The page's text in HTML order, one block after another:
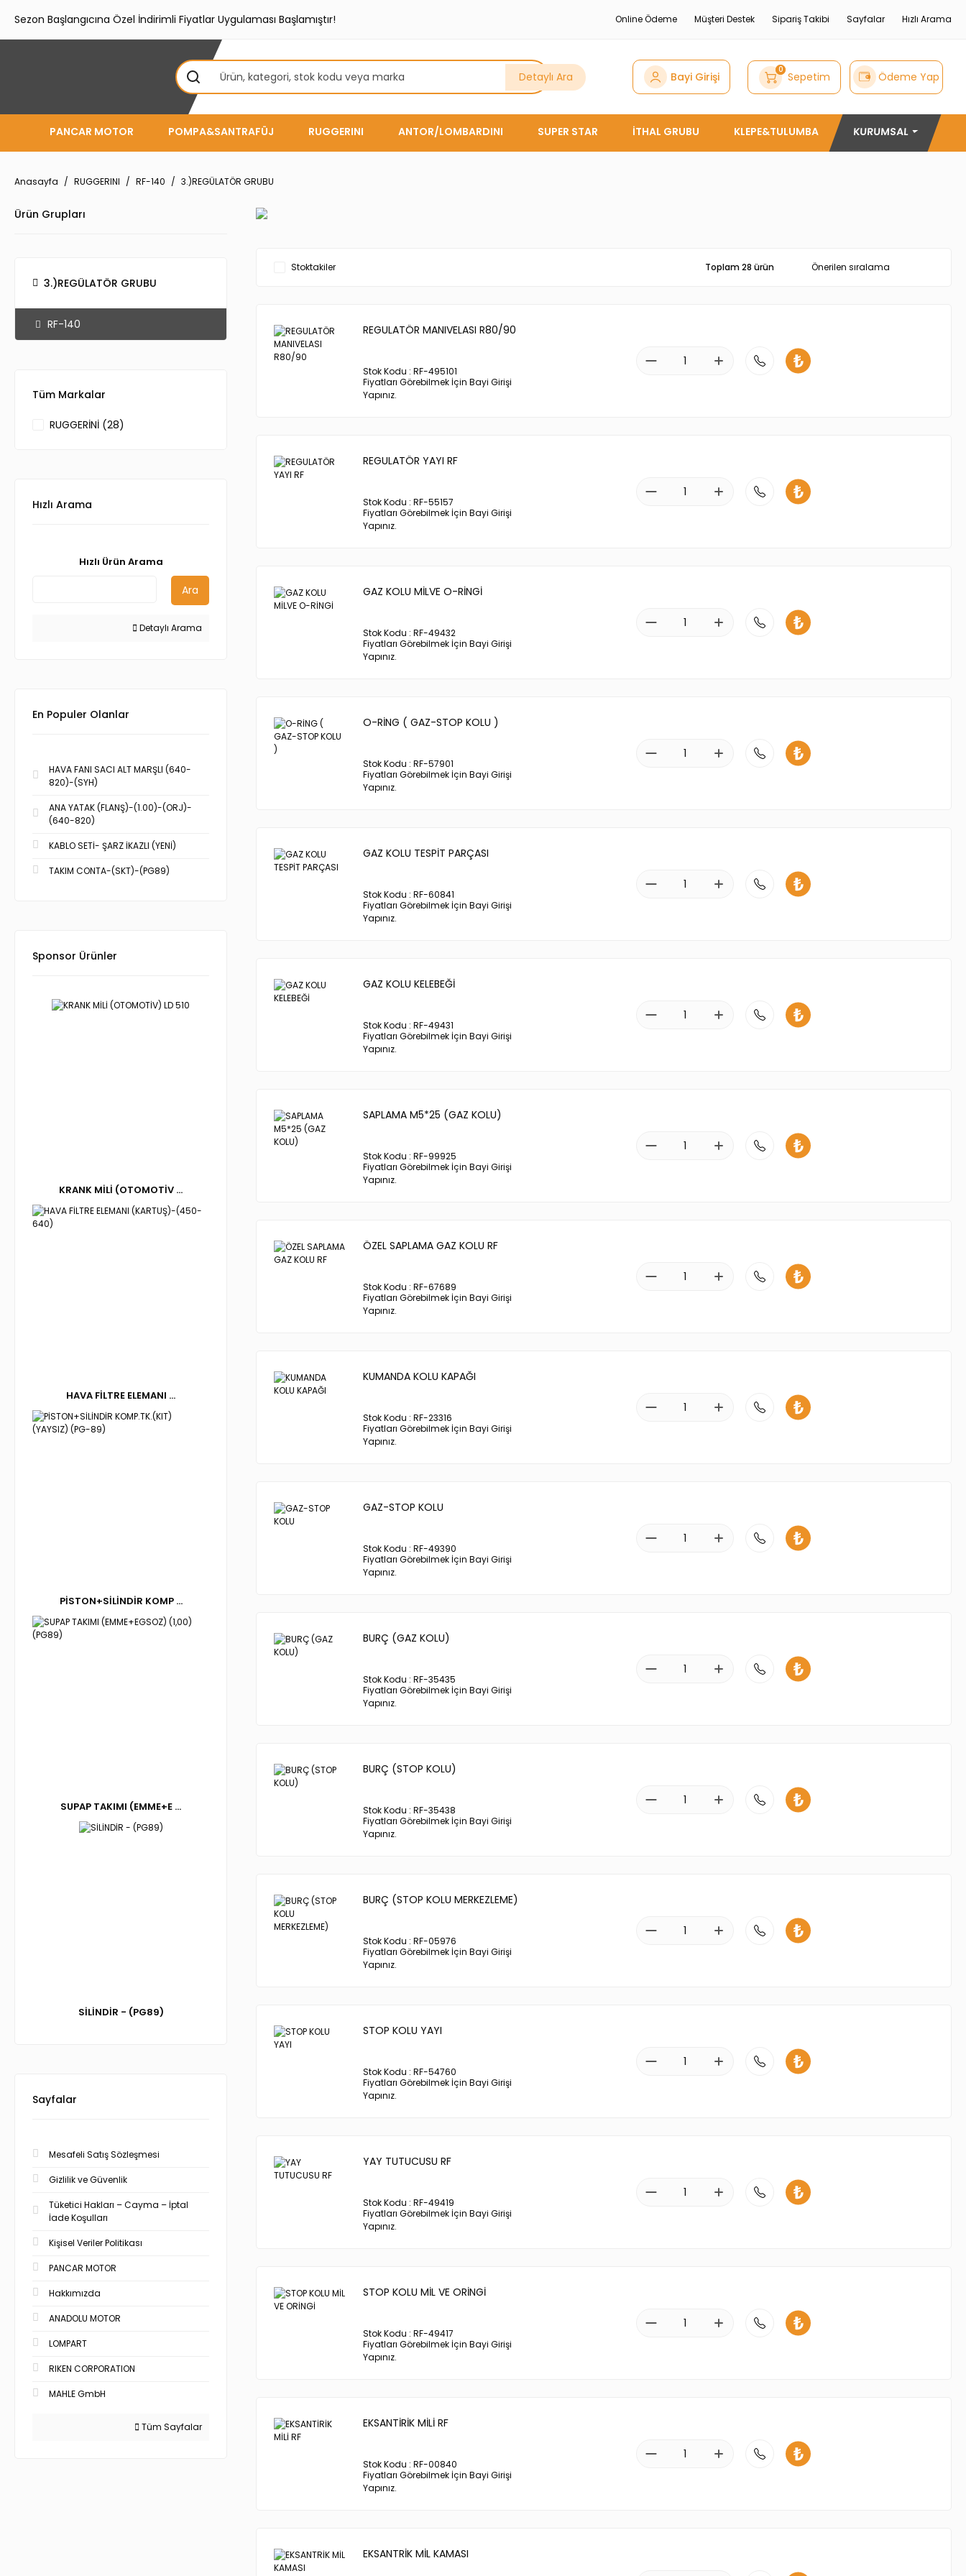
Sezon Başlangıcına Özel İndirimli Fiyatlar Uygulaması Başlamıştır! Online Ödeme Müşteri Destek Sipariş Takibi Sayfalar Hızlı Arama
Detaylı Ara Bayi Girişi 0 Sepetim Ödeme Yap
PANCAR MOTOR POMPA&SANTRAFÜJ RUGGERINI ANTOR/LOMBARDINI SUPER STAR İTHAL GRUBU KLEPE&TULUMBA KURUMSAL
Anasayfa RUGGERINI RF-140 3.)REGÜLATÖR GRUBU
Ürün Grupları
3.)REGÜLATÖR GRUBU
RF-140
Tüm Markalar
RUGGERİNİ (28)
Hızlı Arama
Hızlı Ürün Arama
Ara
Detaylı Arama
En Populer Olanlar
HAVA FANI SACI ALT MARŞLI (640-
820)-(SYH)
ANA YATAK (FLANŞ)-(1.00)-(ORJ)-
(640-820)
KABLO SETİ- ŞARZ İKAZLI (YENİ)
TAKIM CONTA-(SKT)-(PG89)
Sponsor Ürünler
KRANK MİLİ (OTOMOTİV ...
HAVA FİLTRE ELEMANI ...
PİSTON+SİLİNDİR KOMP ...
SUPAP TAKIMI (EMME+E ...
SİLİNDİR - (PG89)
Sayfalar
Mesafeli Satış Sözleşmesi
Gizlilik ve Güvenlik
Tüketici Hakları – Cayma – İptal
İade Koşulları
Kişisel Veriler Politikası
PANCAR MOTOR
Hakkımızda
ANADOLU MOTOR
LOMPART
RIKEN CORPORATION
MAHLE GmbH
Tüm Sayfalar
Stoktakiler Toplam 28 ürün
REGULATÖR MANIVELASI R80/90
Stok Kodu : RF-495101
Fiyatları Görebilmek İçin Bayi Girişi
Yapınız.
REGULATÖR YAYI RF
Stok Kodu : RF-55157
Fiyatları Görebilmek İçin Bayi Girişi
Yapınız.
GAZ KOLU MİLVE O-RİNGİ
Stok Kodu : RF-49432
Fiyatları Görebilmek İçin Bayi Girişi
Yapınız.
O-RİNG ( GAZ-STOP KOLU )
Stok Kodu : RF-57901
Fiyatları Görebilmek İçin Bayi Girişi
Yapınız.
GAZ KOLU TESPİT PARÇASI
Stok Kodu : RF-60841
Fiyatları Görebilmek İçin Bayi Girişi
Yapınız.
GAZ KOLU KELEBEĞİ
Stok Kodu : RF-49431
Fiyatları Görebilmek İçin Bayi Girişi
Yapınız.
SAPLAMA M5*25 (GAZ KOLU)
Stok Kodu : RF-99925
Fiyatları Görebilmek İçin Bayi Girişi
Yapınız.
ÖZEL SAPLAMA GAZ KOLU RF
Stok Kodu : RF-67689
Fiyatları Görebilmek İçin Bayi Girişi
Yapınız.
KUMANDA KOLU KAPAĞI
Stok Kodu : RF-23316
Fiyatları Görebilmek İçin Bayi Girişi
Yapınız.
GAZ-STOP KOLU
Stok Kodu : RF-49390
Fiyatları Görebilmek İçin Bayi Girişi
Yapınız.
BURÇ (GAZ KOLU)
Stok Kodu : RF-35435
Fiyatları Görebilmek İçin Bayi Girişi
Yapınız.
BURÇ (STOP KOLU)
Stok Kodu : RF-35438
Fiyatları Görebilmek İçin Bayi Girişi
Yapınız.
BURÇ (STOP KOLU MERKEZLEME)
Stok Kodu : RF-05976
Fiyatları Görebilmek İçin Bayi Girişi
Yapınız.
STOP KOLU YAYI
Stok Kodu : RF-54760
Fiyatları Görebilmek İçin Bayi Girişi
Yapınız.
YAY TUTUCUSU RF
Stok Kodu : RF-49419
Fiyatları Görebilmek İçin Bayi Girişi
Yapınız.
STOP KOLU MİL VE ORİNGİ
Stok Kodu : RF-49417
Fiyatları Görebilmek İçin Bayi Girişi
Yapınız.
EKSANTİRİK MİLİ RF
Stok Kodu : RF-00840
Fiyatları Görebilmek İçin Bayi Girişi
Yapınız.
EKSANTRİK MİL KAMASI